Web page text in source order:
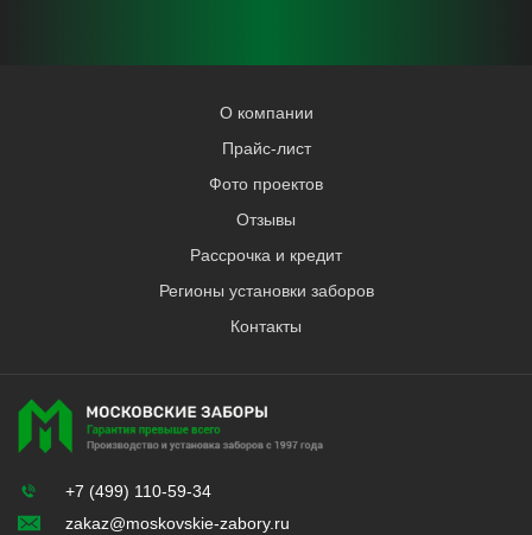
О компании
Прайс-лист
Фото проектов
Отзывы
Рассрочка и кредит
Регионы установки заборов
Контакты
+7 (499) 110-59-34
zakaz@moskovskie-zabory.ru